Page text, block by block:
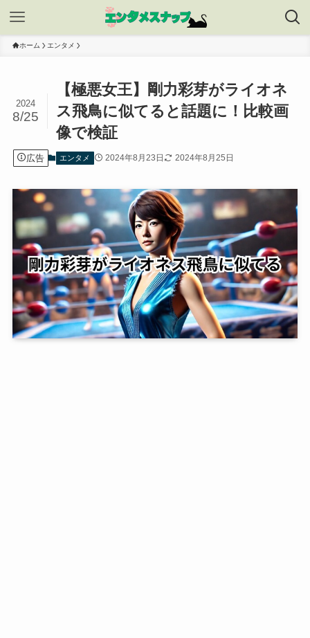
ホーム エンタメ
【極悪女王】剛力彩芽がライオネ
ス飛鳥に似てると話題に！比較画
像で検証
2024
8/25
広告 エンタメ 2024年8月23日 2024年8月25日